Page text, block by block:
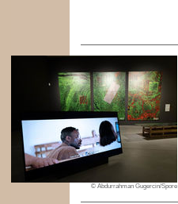
© Abdurrahman Gugercin/Spore